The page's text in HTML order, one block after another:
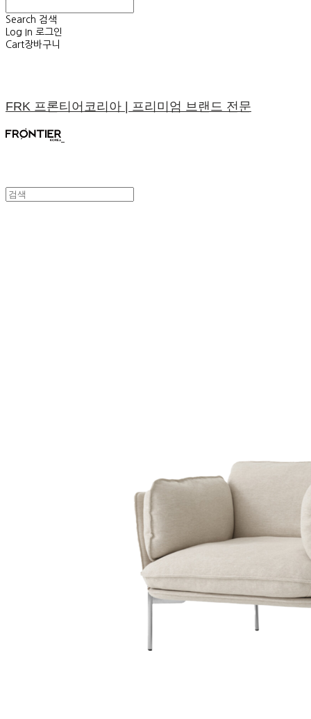
Search 검색
Log In 로그인
Cart장바구니
FRK 프론티어코리아 | 프리미엄 브랜드 전문